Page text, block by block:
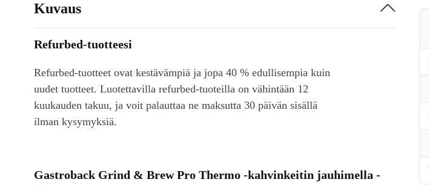
Kuvaus
Refurbed-tuotteesi
Refurbed-tuotteet ovat kestävämpiä ja jopa 40 % edullisempia kuin
uudet tuotteet. Luotettavilla refurbed-tuoteilla on vähintään 12
kuukauden takuu, ja voit palauttaa ne maksutta 30 päivän sisällä
ilman kysymyksiä.
Gastroback Grind & Brew Pro Thermo -kahvinkeitin jauhimella -